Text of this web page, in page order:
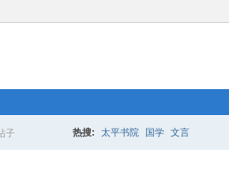
子 热搜: 太平书院 国学 文言